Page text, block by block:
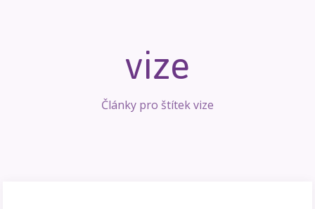
vize
Články pro štítek vize